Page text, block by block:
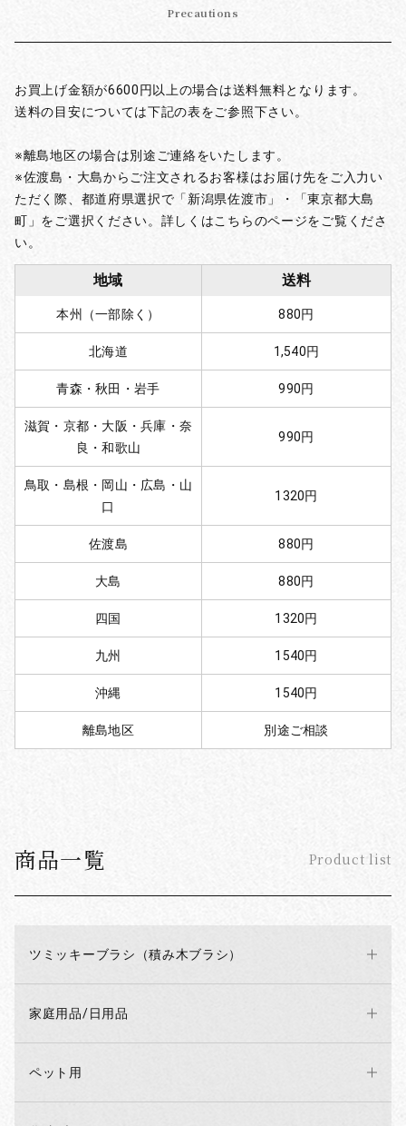
商品一覧 Product list
ツミッキーブラシ（積み木ブラシ）
家庭用品/日用品
ペット用
Precautions
お買上げ金額が6600円以上の場合は送料無料となります。
送料の目安については下記の表をご参照下さい。
※離島地区の場合は別途ご連絡をいたします。
※佐渡島・大島からご注文されるお客様はお届け先をご入力い
ただく際、都道府県選択で「新潟県佐渡市」・「東京都大島
町」をご選択ください。詳しくはこちらのページをご覧くださ
い。
地域 送料
本州（一部除く） 880円
北海道 1,540円
青森・秋田・岩手 990円
滋賀・京都・大阪・兵庫・奈
良・和歌山
990円
鳥取・島根・岡山・広島・山
口
1320円
佐渡島 880円
大島 880円
四国 1320円
九州 1540円
沖縄 1540円
離島地区 別途ご相談